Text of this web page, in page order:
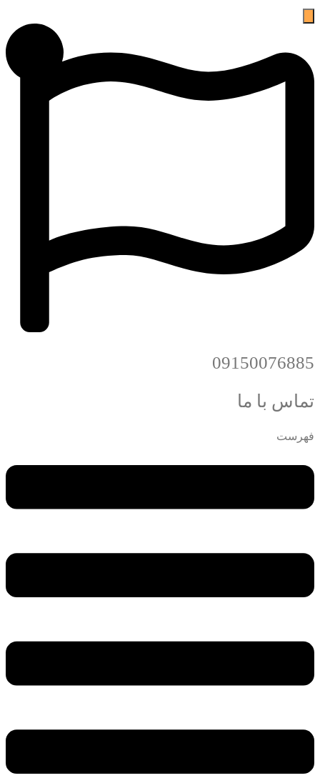
09150076885
تماس با ما
فهرست